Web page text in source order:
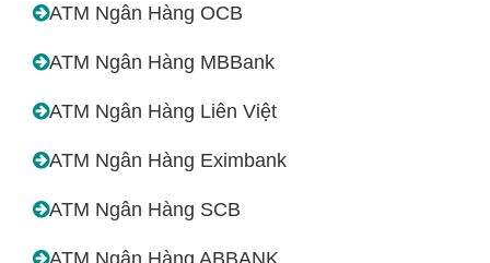
ATM Ngân Hàng OCB
ATM Ngân Hàng MBBank
ATM Ngân Hàng Liên Việt
ATM Ngân Hàng Eximbank
ATM Ngân Hàng SCB
ATM Ngân Hàng ABBANK